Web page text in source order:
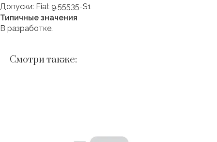
Допуски: Fiat 9.55535-S1
Типичные значения
В разработке.
Смотри также: